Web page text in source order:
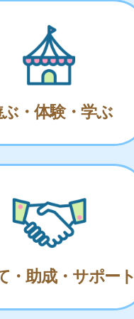
・体験・学ぶ
・助成・サポート